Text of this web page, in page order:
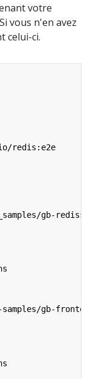
votre
vous n'en avez
celui-ci.
redis:e2e
gb-
gb-